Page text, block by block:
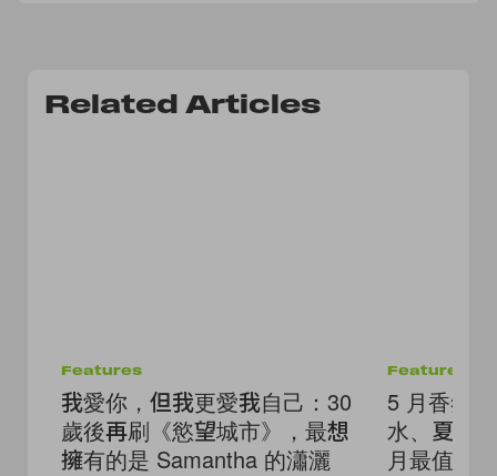
Related Articles
Features
我愛你，但我更愛我自己：30
歲後再刷《慾望城市》，最想
擁有的是 Samantha 的瀟灑
Features
5 月香氛
水、夏日
月最值得